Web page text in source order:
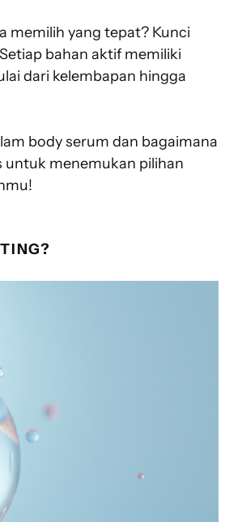
memilih yang tepat? Kunci
bahan aktif memiliki
dari kelembapan hingga
body serum dan bagaimana
untuk menemukan pilihan